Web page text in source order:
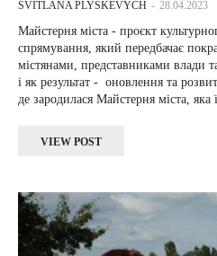
SVITLANA PLYSKEVYCH - 28.04.2023
Майстерня міста - проєкт
спрямування, який передбачає
містянами, представниками влади
і як результат - оновлення та
де зародилася Майстерня міста, яка
VIEW POST